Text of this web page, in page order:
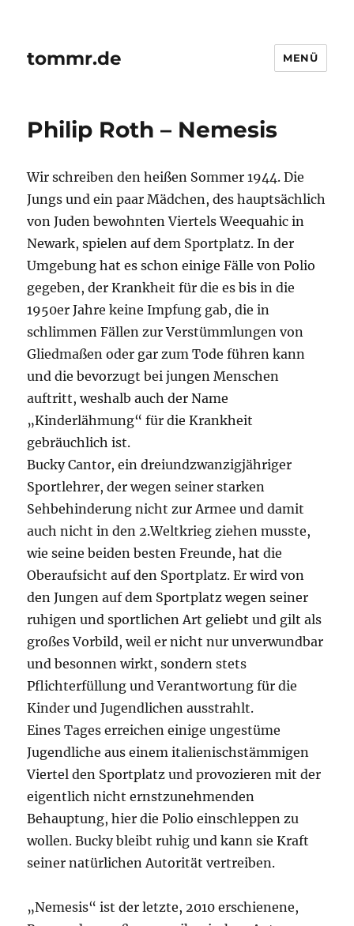
tommr.de MENÜ
Philip Roth – Nemesis
Wir schreiben den heißen Sommer 1944. Die
Jungs und ein paar Mädchen, des hauptsächlich
von Juden bewohnten Viertels Weequahic in
Newark, spielen auf dem Sportplatz. In der
Umgebung hat es schon einige Fälle von Polio
gegeben, der Krankheit für die es bis in die
1950er Jahre keine Impfung gab, die in
schlimmen Fällen zur Verstümmlungen von
Gliedmaßen oder gar zum Tode führen kann
und die bevorzugt bei jungen Menschen
auftritt, weshalb auch der Name
„Kinderlähmung“ für die Krankheit
gebräuchlich ist.
Bucky Cantor, ein dreiundzwanzigjähriger
Sportlehrer, der wegen seiner starken
Sehbehinderung nicht zur Armee und damit
auch nicht in den 2.Weltkrieg ziehen musste,
wie seine beiden besten Freunde, hat die
Oberaufsicht auf den Sportplatz. Er wird von
den Jungen auf dem Sportplatz wegen seiner
ruhigen und sportlichen Art geliebt und gilt als
großes Vorbild, weil er nicht nur unverwundbar
und besonnen wirkt, sondern stets
Pflichterfüllung und Verantwortung für die
Kinder und Jugendlichen ausstrahlt.
Eines Tages erreichen einige ungestüme
Jugendliche aus einem italienischstämmigen
Viertel den Sportplatz und provozieren mit der
eigentlich nicht ernstzunehmenden
Behauptung, hier die Polio einschleppen zu
wollen. Bucky bleibt ruhig und kann sie Kraft
seiner natürlichen Autorität vertreiben.
„Nemesis“ ist der letzte, 2010 erschienene,